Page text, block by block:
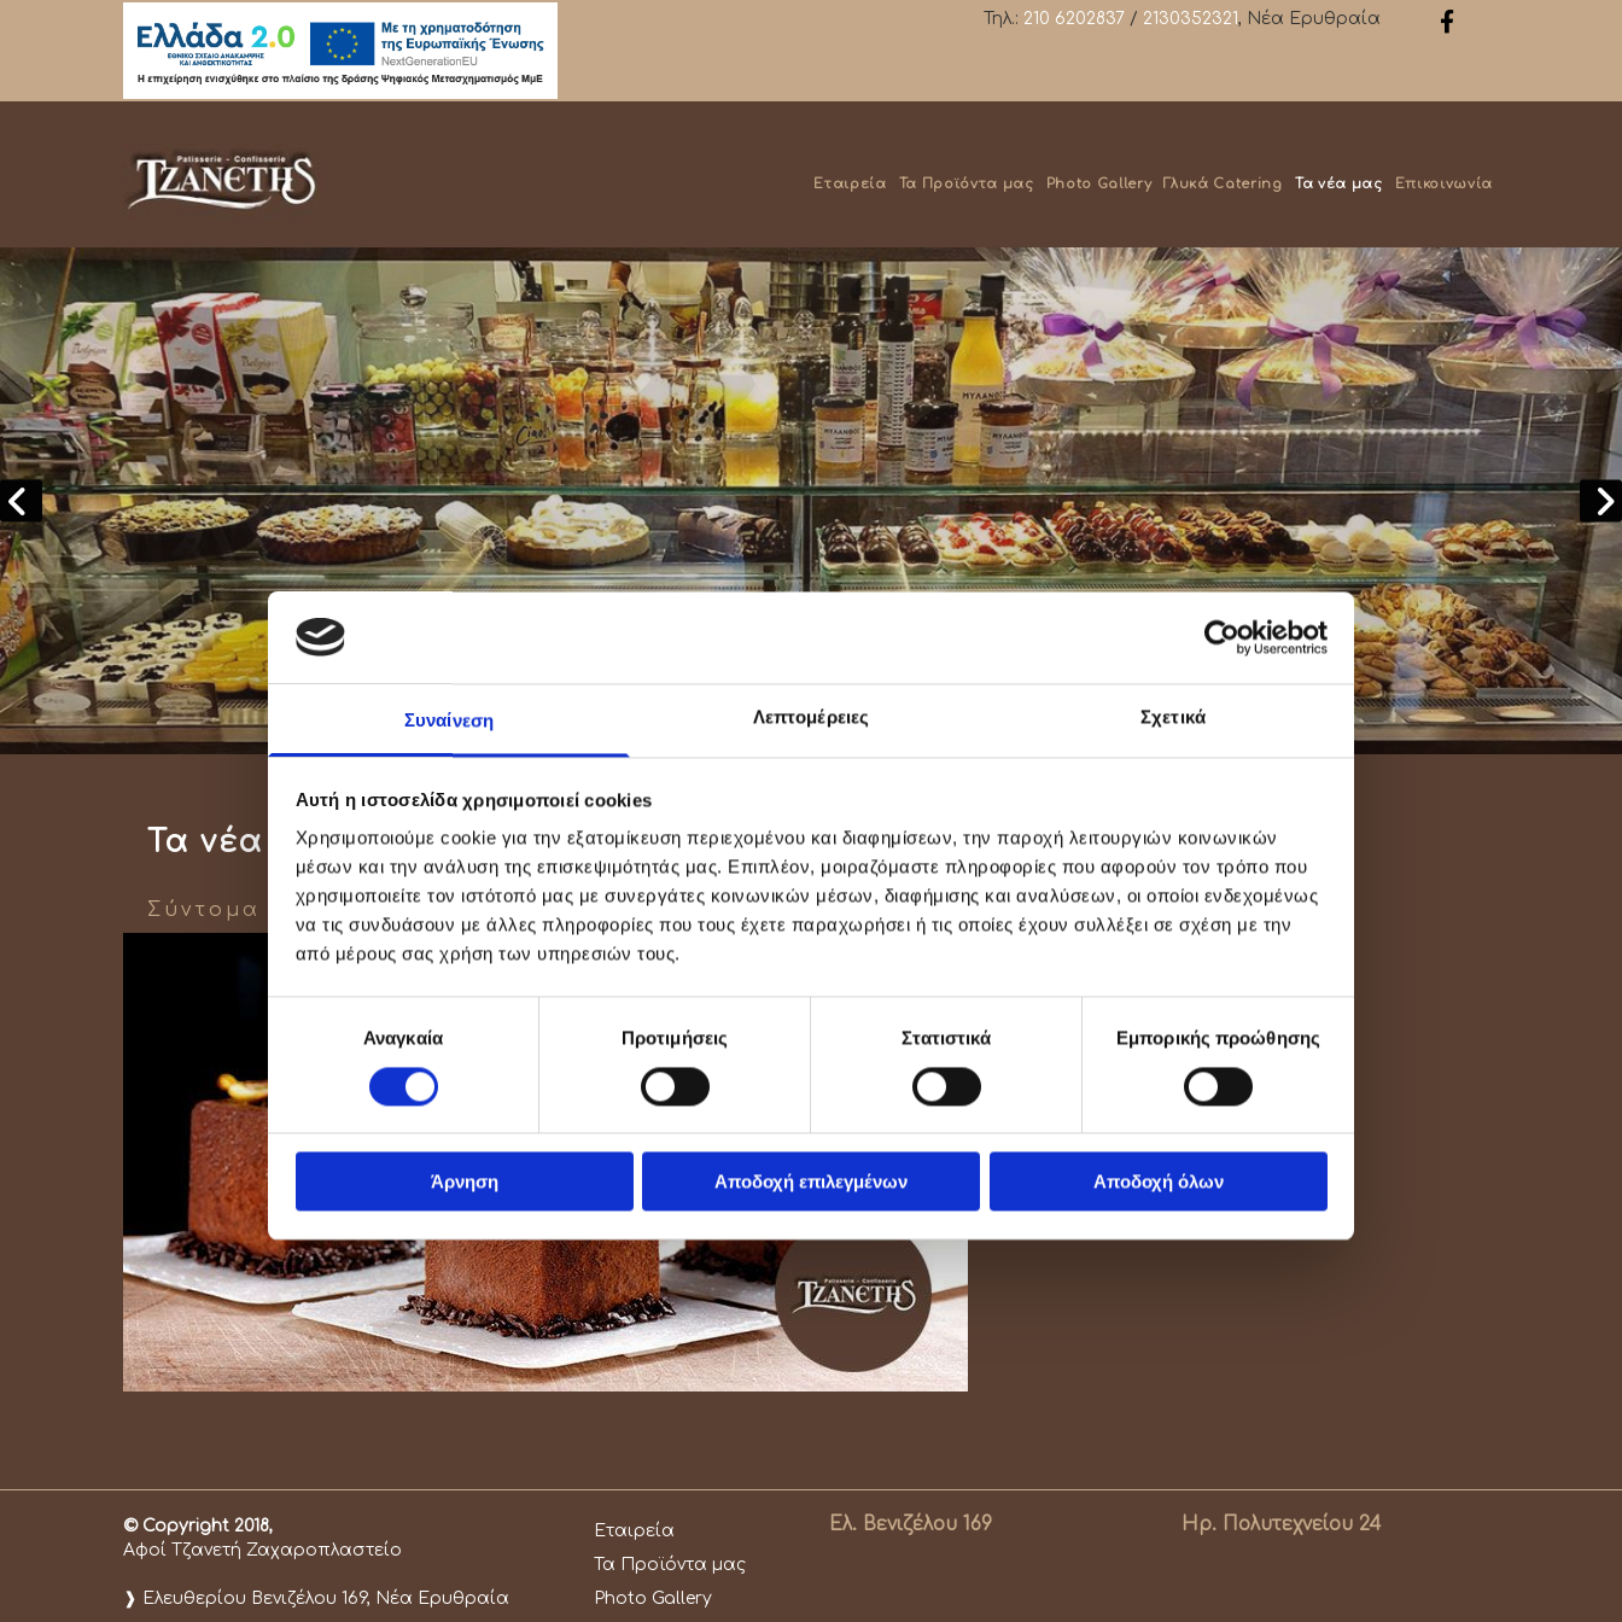
Συναίνεση Λεπτομέρειες Σχετικά
Αυτή η ιστοσελίδα χρησιμοποιεί cookies
Χρησιμοποιούμε cookie για την εξατομίκευση περιεχομένου και διαφημίσεων, την παροχή λειτουργιών κοινωνικών
μέσων και την ανάλυση της επισκεψιμότητάς μας. Επιπλέον, μοιραζόμαστε πληροφορίες που αφορούν τον τρόπο που
χρησιμοποιείτε τον ιστότοπό μας με συνεργάτες κοινωνικών μέσων, διαφήμισης και αναλύσεων, οι οποίοι ενδεχομένως
να τις συνδυάσουν με άλλες πληροφορίες που τους έχετε παραχωρήσει ή τις οποίες έχουν συλλέξει σε σχέση με την
από μέρους σας χρήση των υπηρεσιών τους.
συγκατάθεσηςΑναγκαία Προτιμήσεις Στατιστικά Εμπορικής προώθησης
Άρνηση Αποδοχή επιλεγμένων Αποδοχή όλων
Τηλ.: 210 6202837 / 2130352321, Νέα Ερυθραία
Εταιρεία Τα Προϊόντα μας Photo Gallery Γλυκά Catering Τα νέα μας Επικοινωνία
Τα νέα μας
Σύντομα κοντά σας, με πολλά και ενδιαφέροντα… γλυκά νέα!
© Copyright 2018,
Αφοί Τζανετή Ζαχαροπλαστείο
❱ Ελευθερίου Βενιζέλου 169, Νέα Ερυθραία
Εταιρεία
Τα Προϊόντα μας
Photo Gallery
Ελ. Βενιζέλου 169 Ηρ. Πολυτεχνείου 24